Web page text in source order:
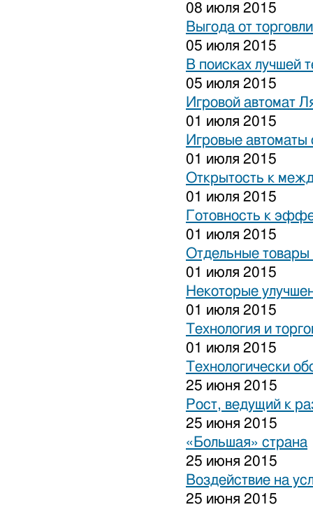
08 июля 2015
Выгода от
05 июля 2015
В поисках лучшей
05 июля 2015
Игровой автомат
01 июля 2015
Игровые автоматы
01 июля 2015
Открытость к
01 июля 2015
Готовность к
01 июля 2015
Отдельные товары
01 июля 2015
Некоторые
01 июля 2015
Технология и
01 июля 2015
Технологически
25 июня 2015
Рост, ведущий к
25 июня 2015
«Большая» страна
25 июня 2015
Воздействие на
25 июня 2015